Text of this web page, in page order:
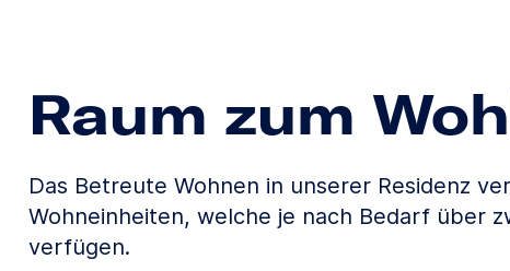
Raum zum
Das Betreute Wohnen in unserer Residenz
Wohneinheiten, welche je nach Bedarf über
verfügen.